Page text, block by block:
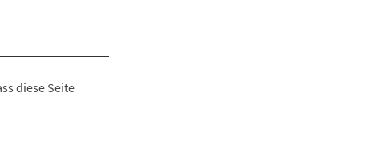
diese Seite